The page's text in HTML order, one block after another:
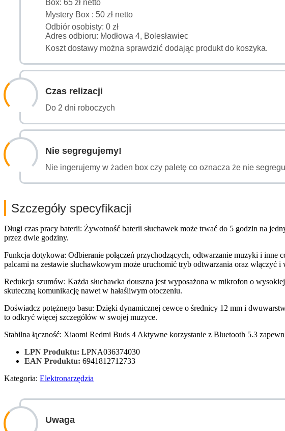
Box: 65 zł netto
Mystery Box : 50 zł netto
Odbiór osobisty: 0 zł
Adres odbioru: Modłowa 4, Bolesławiec
Koszt dostawy można sprawdzić dodając produkt do koszyka.
Czas relizacji
Do 2 dni roboczych
Nie segregujemy!
Nie ingerujemy w żaden box czy paletę co oznacza że nie
Szczegóły specyfikacji
Długi czas pracy baterii: Żywotność baterii słuchawek może trwać do 5 godzin na
przez dwie godziny.
Funkcja dotykowa: Odbieranie połączeń przychodzących, odtwarzanie muzyki i inne
palcami na zestawie słuchawkowym może uruchomić tryb odtwarzania oraz włączyć i
Redukcja szumów: Każda słuchawka douszna jest wyposażona w mikrofon o
skuteczną komunikację nawet w hałaśliwym otoczeniu.
Doświadcz potężnego basu: Dzięki dynamicznej cewce o średnicy 12 mm i
to odkryć więcej szczegółów w swojej muzyce.
Stabilna łączność: Xiaomi Redmi Buds 4 Aktywne korzystanie z Bluetooth 5.3
LPN Produktu: LPNA036374030
EAN Produktu: 6941812712733
Kategoria: Elektronarzędzia
Uwaga